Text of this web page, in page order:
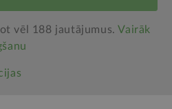
vēl 188 jautājumus.Vairāk